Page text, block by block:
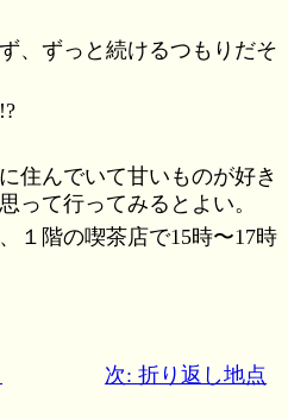
、ずっと続けるつもりだそ
住んでいて甘いものが好き
って行ってみるとよい。
１階の喫茶店で15時〜17時
次: 折り返し地点